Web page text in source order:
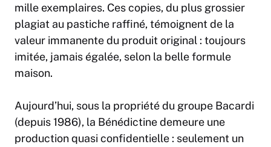
mille exemplaires. Ces copies, du plus grossier
plagiat au pastiche raffiné, témoignent de la
valeur immanente du produit original : toujours
imitée, jamais égalée, selon la belle formule
maison.
Aujourd’hui, sous la propriété du groupe Bacardi
(depuis 1986), la Bénédictine demeure une
production quasi confidentielle : seulement un